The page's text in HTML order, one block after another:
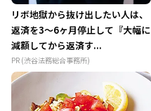
リボ地獄から抜け出したい人は、
返済を3～6ヶ月停止して『大幅に
減額してから返済す...
PR (渋谷法務総合事務所)